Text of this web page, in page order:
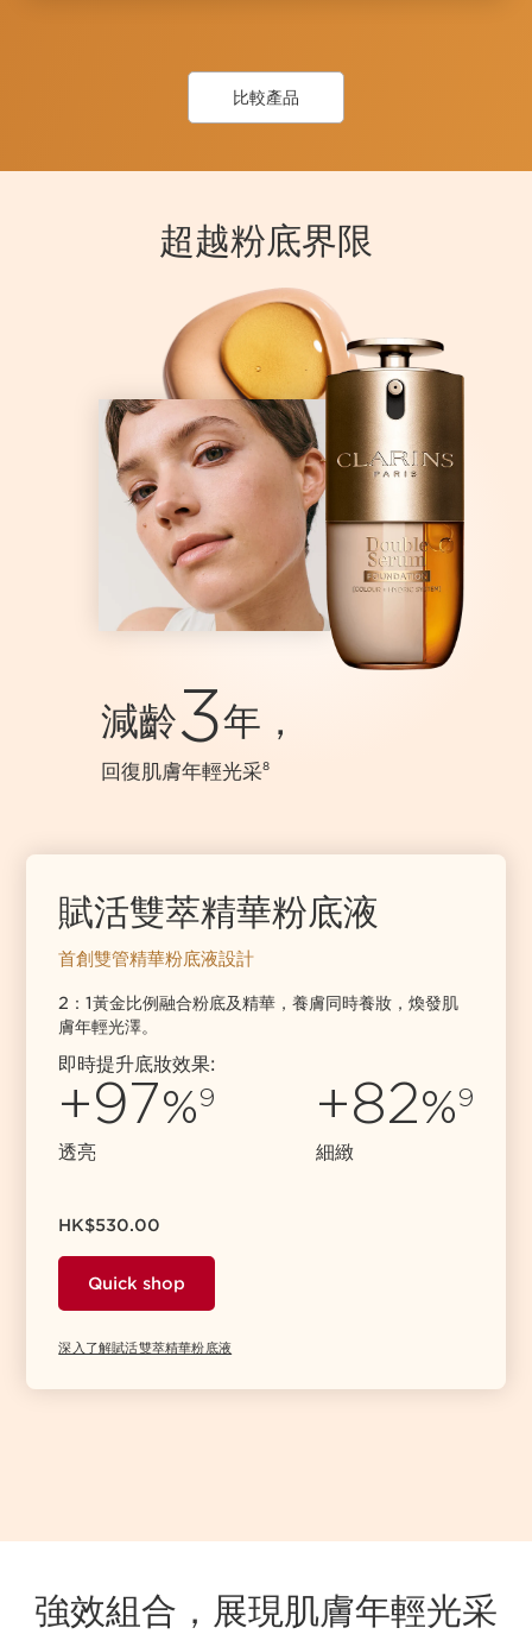
比較產品
超越粉底界限
減齡3年，
回復肌膚年輕光采8
賦活雙萃精華粉底液
首創雙管精華粉底液設計
2：1黃金比例融合粉底及精華，養膚同時養妝，煥發肌
膚年輕⁠光⁠澤。
即時提升底妝效果:
+97%9
透亮
+82%9
細緻
HK$530.00
Quick shop
深入了解賦活雙萃精華粉底液
強效組合，展現肌膚年輕光采